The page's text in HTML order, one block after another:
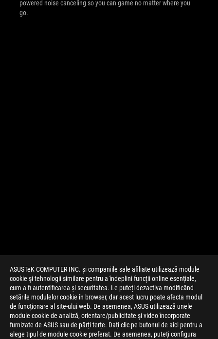
ASUSTeK COMPUTER INC. și companiile sale afiliate utilizează module
cookie și tehnologii similare pentru a îndeplini funcții online esențiale,
cum a fi autentificarea și securitatea. Le puteți dezactiva modificând
setările modulelor cookie în browser, dar acest lucru poate afecta modul
de funcționare al site-ului web. De asemenea, ASUS utilizează unele
module cookie de analiză, orientare/publicitate și video încorporate
furnizate de ASUS sau de părți terțe. Dați clic pe butonul de aici pentru a
alege tipul de module cookie preferat. De asemenea, puteți configura
powered noise canceling so you can game no matter where you
go.
> JOCURI ROG STRIX GO 2.4